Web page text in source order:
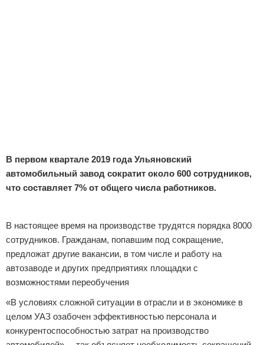
В первом квартале 2019 года Ульяновский
автомобильный завод сократит около 600 сотрудников,
что составляет 7% от общего числа работников.
В настоящее время на производстве трудятся порядка 8000
сотрудников. Гражданам, попавшим под сокращение,
предложат другие вакансии, в том числе и работу на
автозаводе и других предприятиях площадки с
возможностями переобучения
«В условиях сложной ситуации в отрасли и в экономике в
целом УАЗ озабочен эффективностью персонала и
конкурентоспособностью затрат на производство